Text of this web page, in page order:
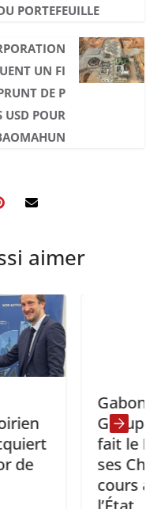
PORTEFEUILLE
UN FI
DE P
USD POUR
aimer
Gabon: Le
Groupe
fait le Point de
ses
cours au